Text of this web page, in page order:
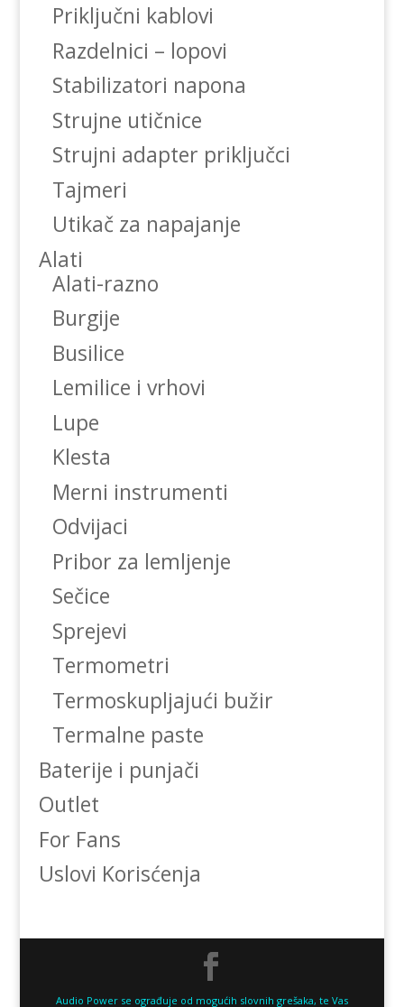
Priključni kablovi
Razdelnici – lopovi
Stabilizatori napona
Strujne utičnice
Strujni adapter priključci
Tajmeri
Utikač za napajanje
Alati
Alati-razno
Burgije
Busilice
Lemilice i vrhovi
Lupe
Klesta
Merni instrumenti
Odvijaci
Pribor za lemljenje
Sečice
Sprejevi
Termometri
Termoskupljajući bužir
Termalne paste
Baterije i punjači
Outlet
For Fans
Uslovi Korisćenja
Audio Power se ograđuje od mogućih slovnih grešaka, te Vas